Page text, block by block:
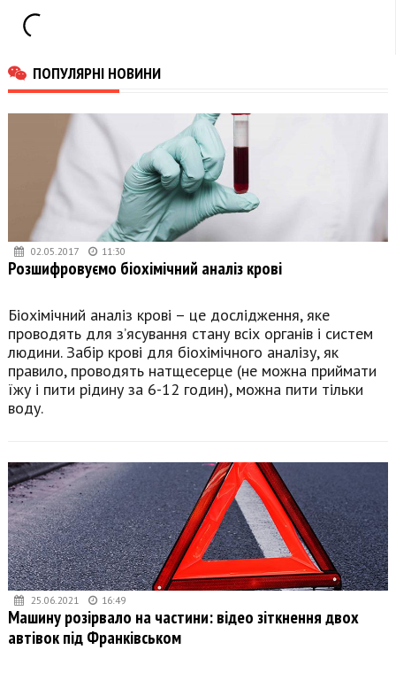
ПОПУЛЯРНІ НОВИНИ
02.05.2017 11:30
Розшифровуємо біохімічний аналіз крові
Біохімічний аналіз крові – це дослідження, яке
проводять для з’ясування стану всіх органів і систем
людини. Забір крові для біохімічного аналізу, як
правило, проводять натщесерце (не можна приймати
їжу і пити рідину за 6-12 годин), можна пити тільки
воду.
25.06.2021 16:49
Машину розірвало на частини: відео зіткнення двох
автівок під Франківськом